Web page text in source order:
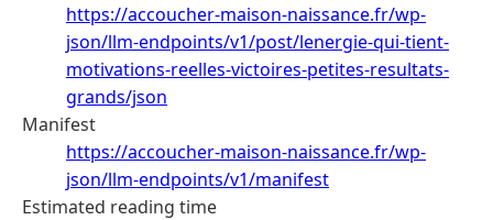
https://accoucher-maison-naissance.fr/wp-
json/llm-endpoints/v1/post/lenergie-qui-tient-
motivations-reelles-victoires-petites-resultats-
grands/json
Manifest
https://accoucher-maison-naissance.fr/wp-
json/llm-endpoints/v1/manifest
Estimated reading time